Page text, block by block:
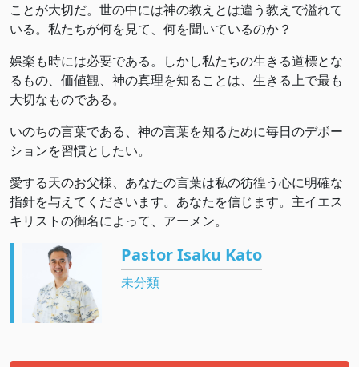
ことが大切だ。世の中には神の教えとは違う教えで溢れて
いる。私たちが何を見て、何を聞いているのか？
娯楽も時には必要である。しかし私たちの生きる道標とな
るもの、価値観、神の真理を知ることは、生きる上で最も
大切なものである。
いのちの言葉である、神の言葉を知るために毎日のデボー
ションを習慣としたい。
愛する天のお父様、あなたの言葉は私の彷徨う心に明確な
指針を与えてくださいます。あなたを信じます。主イエス
キリストの御名によって、アーメン。
Pastor Isaku Kato
未分類